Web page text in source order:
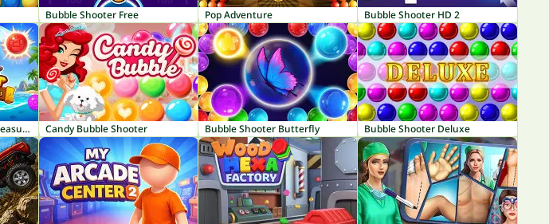
Bubble Shooter Free Pop Adventure Bubble Shooter HD 2
Bubble Shooter: Pirate Treasures Candy Bubble Shooter Bubble Shooter Butterfly Bubble Shooter Deluxe